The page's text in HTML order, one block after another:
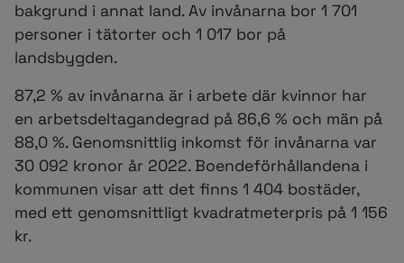
bakgrund i annat land. Av invånarna bor 1 701
personer i tätorter och 1 017 bor på
landsbygden.
87,2 % av invånarna är i arbete där kvinnor har
en arbetsdeltagandegrad på 86,6 % och män på
88,0 %. Genomsnittlig inkomst för invånarna var
30 092 kronor år 2022. Boendeförhållandena i
kommunen visar att det finns 1 404 bostäder,
med ett genomsnittligt kvadratmeterpris på 1 156
kr.